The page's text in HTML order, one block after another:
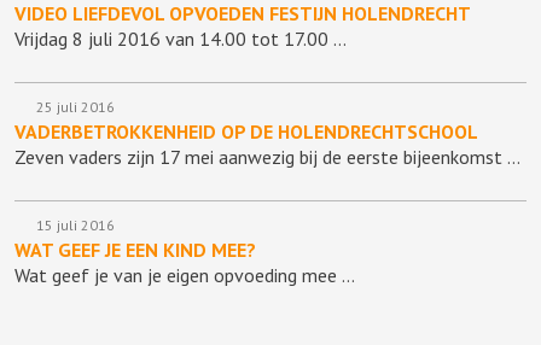
VIDEO LIEFDEVOL OPVOEDEN FESTIJN HOLENDRECHT
Vrijdag 8 juli 2016 van 14.00 tot 17.00 …
25 juli 2016
VADERBETROKKENHEID OP DE HOLENDRECHTSCHOOL
Zeven vaders zijn 17 mei aanwezig bij de eerste bijeenkomst …
15 juli 2016
WAT GEEF JE EEN KIND MEE?
Wat geef je van je eigen opvoeding mee …